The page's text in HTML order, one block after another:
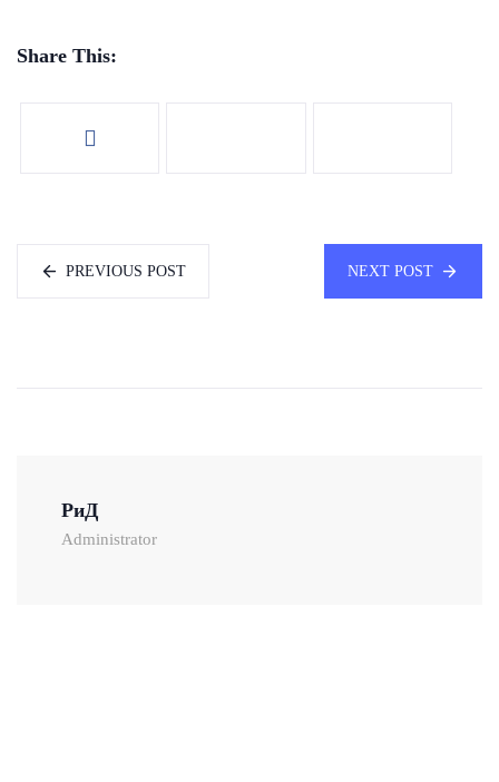
Share This:
PREVIOUS POST NEXT POST
РиД
Administrator